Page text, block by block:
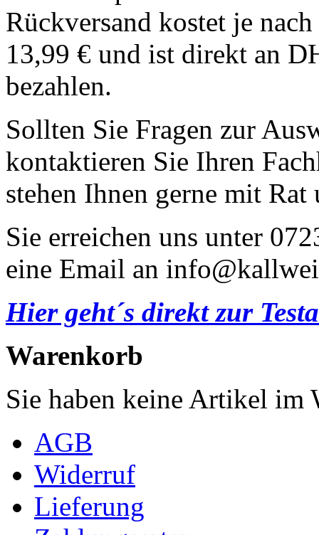
Rückversand kostet je
13,99 € und ist direkt an
bezahlen.
Sollten Sie Fragen zur
kontaktieren Sie Ihren
stehen Ihnen gerne mit Rat
Sie erreichen uns unter
eine Email an
Hier geht´s direkt zur
Warenkorb
Sie haben keine Artikel im
AGB
Widerruf
Lieferung